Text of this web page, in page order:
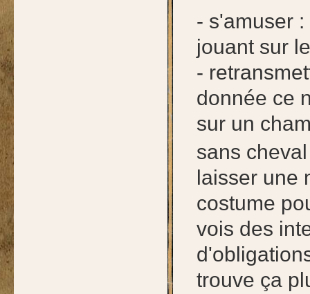
- s'amuser
jouant sur
-
donnée ce
sur un
sans
laisser une
costume
vois des
trouve ça